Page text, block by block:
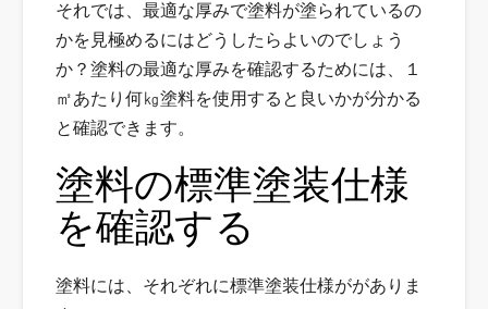
それでは、最適な厚みで塗料が塗られているの
かを見極めるにはどうしたらよいのでしょう
か？塗料の最適な厚みを確認するためには、１
㎡あたり何㎏塗料を使用すると良いかが分かる
と確認できます。
塗料の標準塗装仕様
を確認する
塗料には、それぞれに標準塗装仕様ががありま